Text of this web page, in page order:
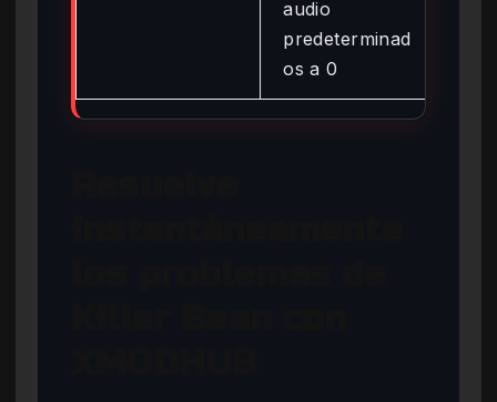
audio
predeterminad
os a 0